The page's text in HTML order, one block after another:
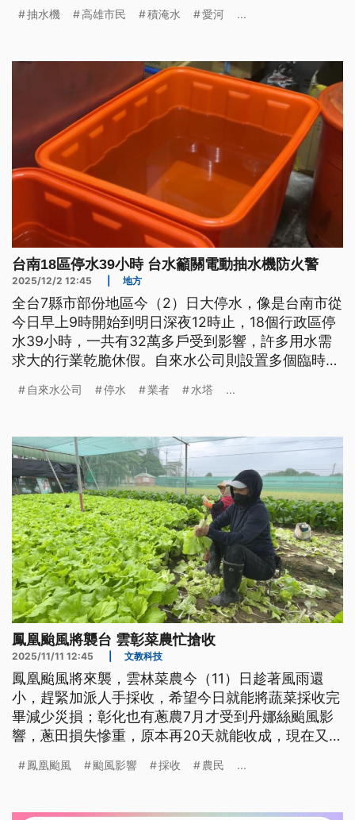
定後會儘快發包作業。
抽水機 高雄市民 積淹水 愛河 ...
台南18區停水39小時 台水籲關電動抽水機防火警
2025/12/2 12:45 地方
全台7縣市部份地區今（2）日大停水，像是台南市從
今日早上9時開始到明日深夜12時止，18個行政區停
水39小時，一共有32萬多戶受到影響，許多用水需
求大的行業乾脆休假。自來水公司則設置多個臨時取
防火警。
自來水公司 停水 業者 水塔 ...
鳳凰颱風將襲台 雲彰菜農忙搶收
2025/11/11 12:45 文教科技
鳳凰颱風將來襲，雲林菜農今（11）日趁著風雨還
小，趕緊加派人手採收，希望今日就能將蔬菜採收完
畢減少災損；彰化也有蔥農7月才受到丹娜絲颱風影
響，蔥田損失慘重，原本再20天就能收成，現在又有
低。
鳳凰颱風 颱風影響 採收 農民 ...